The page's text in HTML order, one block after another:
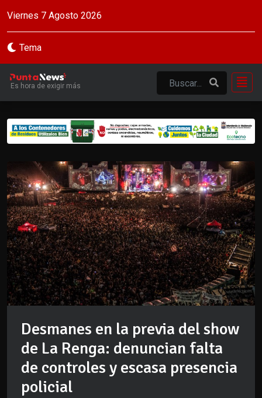
Viernes 7 Agosto 2026
Tema
Es hora de exigir más
Desmanes en la previa del show
de La Renga: denuncian falta
de controles y escasa presencia
policial